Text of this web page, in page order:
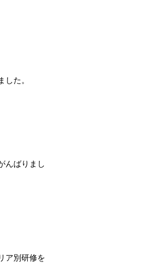
た。
んばりまし
ア別研修を